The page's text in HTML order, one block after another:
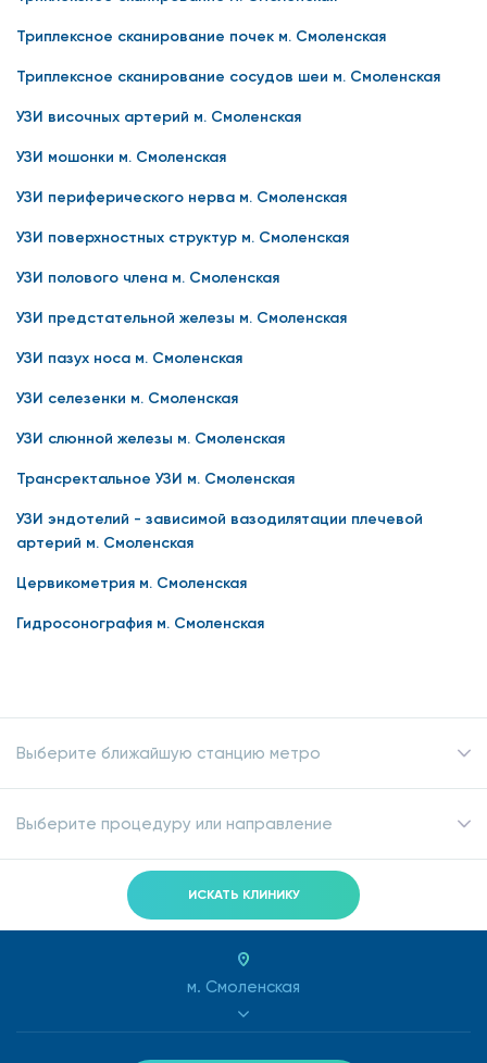
Триплексное сканирование почек м. Смоленская
Триплексное сканирование сосудов шеи м. Смоленская
УЗИ височных артерий м. Смоленская
УЗИ мошонки м. Смоленская
УЗИ периферического нерва м. Смоленская
УЗИ поверхностных структур м. Смоленская
УЗИ полового члена м. Смоленская
УЗИ предстательной железы м. Смоленская
УЗИ пазух носа м. Смоленская
УЗИ селезенки м. Смоленская
УЗИ слюнной железы м. Смоленская
Трансректальное УЗИ м. Смоленская
УЗИ эндотелий - зависимой вазодилятации плечевой
артерий м. Смоленская
Цервикометрия м. Смоленская
Гидросонография м. Смоленская
Выберите ближайшую станцию метро
Выберите процедуру или направление
ИСКАТЬ КЛИНИКУ
м. Смоленская